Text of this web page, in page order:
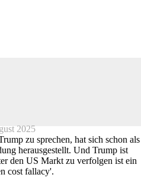
2025
zu sprechen, hat sich schon als
herausgestellt. Und Trump ist
den US Markt zu verfolgen ist ein
cost fallacy'.